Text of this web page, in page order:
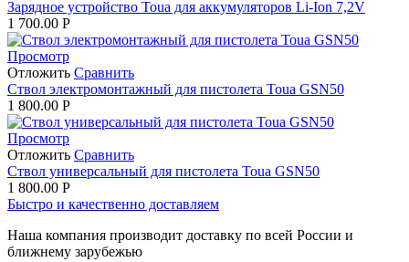
Зарядное устройство Toua для аккумуляторов Li-Ion 7,2V
1 700.00 Р
Просмотр
Отложить Сравнить
Ствол электромонтажный для пистолета Toua GSN50
1 800.00 Р
Просмотр
Отложить Сравнить
Ствол универсальный для пистолета Toua GSN50
1 800.00 Р
Быстро и качественно доставляем
Наша компания производит доставку по всей России и
ближнему зарубежью